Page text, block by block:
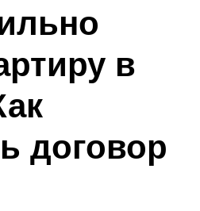
в
договор